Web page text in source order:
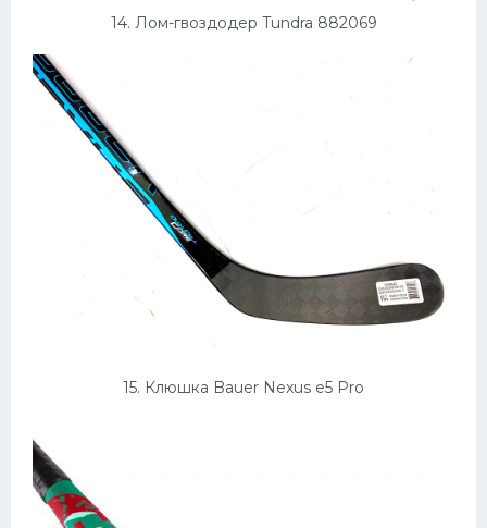
14. Лом-гвоздодер Tundra 882069
15. Клюшка Bauer Nexus e5 Pro